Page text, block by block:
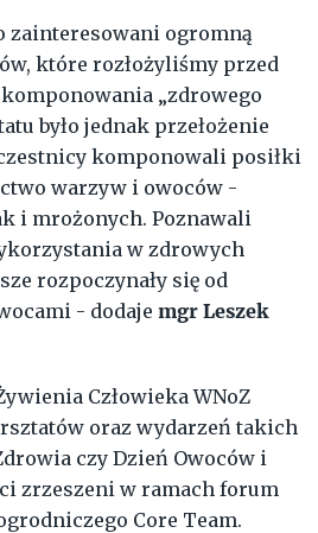
zainteresowani ogromną
które rozłożyliśmy przed
„zdrowego
było jednak przełożenie
komponowali posiłki
warzyw i owoców -
i mrożonych. Poznawali
w zdrowych
rozpoczynały się od
- dodaje mgr Leszek
Człowieka WNoZ
oraz wydarzeń takich
czy Dzień Owoców i
zrzeszeni w ramach forum
Core Team.